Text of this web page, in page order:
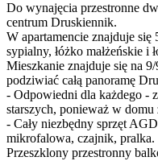
Do wynajęcia przestronne
centrum Druskiennik.
W apartamencie znajduje
sypialny, łóżko małżeńskie i
Mieszkanie znajduje się na
podziwiać całą panoramę
- Odpowiedni dla każdego -
starszych, ponieważ w domu
- Cały niezbędny sprzęt
mikrofalowa, czajnik, pralka.
Przeszklony przestronny